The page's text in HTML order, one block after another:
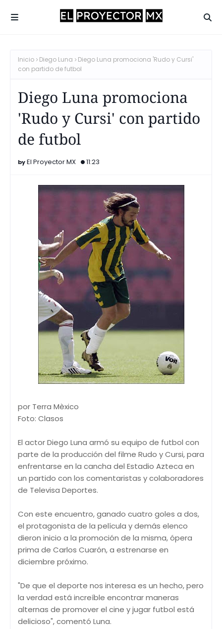
Inicio Diego Luna
Diego Luna promociona 'Rudo y Cursi'
con partido de futbol
Diego Luna promociona
'Rudo y Cursi' con partido
de futbol
El Proyector MX 11:23
por Terra Mèxico
Foto: Clasos
El actor Diego Luna armó su equipo de futbol con
parte de la producción del filme Rudo y Cursi, para
enfrentarse en la cancha del Estadio Azteca en
un partido con los comentaristas y colaboradores
de Televisa Deportes.
Con este encuentro, ganado cuatro goles a dos,
el protagonista de la película y demás elenco
dieron inicio a la promoción de la misma, ópera
prima de Carlos Cuarón, a estrenarse en
diciembre próximo.
"De que el deporte nos interesa es un hecho, pero
la verdad está increíble encontrar maneras
alternas de promover el cine y jugar futbol está
delicioso", comentó Luna.